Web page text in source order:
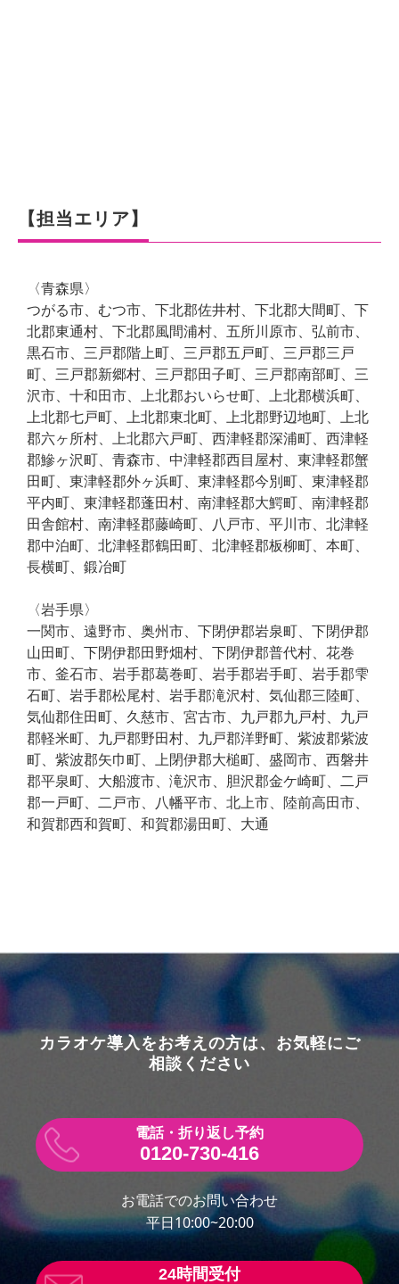
【担当エリア】
〈青森県〉
つがる市、むつ市、下北郡佐井村、下北郡大間町、下
北郡東通村、下北郡風間浦村、五所川原市、弘前市、
黒石市、三戸郡階上町、三戸郡五戸町、三戸郡三戸
町、三戸郡新郷村、三戸郡田子町、三戸郡南部町、三
沢市、十和田市、上北郡おいらせ町、上北郡横浜町、
上北郡七戸町、上北郡東北町、上北郡野辺地町、上北
郡六ヶ所村、上北郡六戸町、西津軽郡深浦町、西津軽
郡鰺ヶ沢町、青森市、中津軽郡西目屋村、東津軽郡蟹
田町、東津軽郡外ヶ浜町、東津軽郡今別町、東津軽郡
平内町、東津軽郡蓬田村、南津軽郡大鰐町、南津軽郡
田舎館村、南津軽郡藤崎町、八戸市、平川市、北津軽
郡中泊町、北津軽郡鶴田町、北津軽郡板柳町、本町、
長横町、鍛冶町
〈岩手県〉
一関市、遠野市、奥州市、下閉伊郡岩泉町、下閉伊郡
山田町、下閉伊郡田野畑村、下閉伊郡普代村、花巻
市、釜石市、岩手郡葛巻町、岩手郡岩手町、岩手郡雫
石町、岩手郡松尾村、岩手郡滝沢村、気仙郡三陸町、
気仙郡住田町、久慈市、宮古市、九戸郡九戸村、九戸
郡軽米町、九戸郡野田村、九戸郡洋野町、紫波郡紫波
町、紫波郡矢巾町、上閉伊郡大槌町、盛岡市、西磐井
郡平泉町、大船渡市、滝沢市、胆沢郡金ケ崎町、二戸
郡一戸町、二戸市、八幡平市、北上市、陸前高田市、
和賀郡西和賀町、和賀郡湯田町、大通
新規レンタル・購入
「カラオケの窓口」
夏季休業に伴い、以下休業とさせて頂きます。
期間：2026年8月8日・8月9日・8月11日
2026年8月13日～8月16日
メンテナンスは直接ご契約先にお問い合わせください。
カラオケ導入以外（家庭用カラオケサービス等）は
【問い合わせ一覧】
今すぐ電話
お電話受付時間 平日10:00~20:00
折り返し予約
カラオケ導入をお考えの方は、お気軽にご
相談ください
0120-730-416
お電話でのお問い合わせ
平日10:00~20:00